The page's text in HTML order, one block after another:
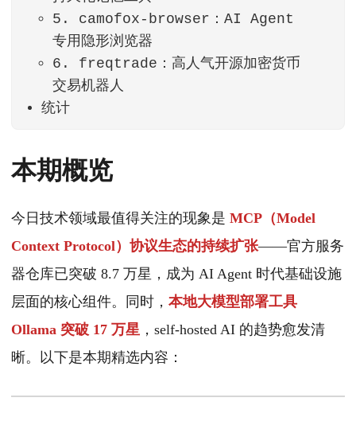
5. camofox-browser：AI Agent
专用隐形浏览器
6. freqtrade：高人气开源加密货币
交易机器人
统计
本期概览
今日技术领域最值得关注的现象是 MCP（Model
Context Protocol）协议生态的持续扩张——官方服务
器仓库已突破 8.7 万星，成为 AI Agent 时代基础设施
层面的核心组件。同时， 本地大模型部署工具
Ollama 突破 17 万星 ，self-hosted AI 的趋势愈发清
晰。以下是本期精选内容：